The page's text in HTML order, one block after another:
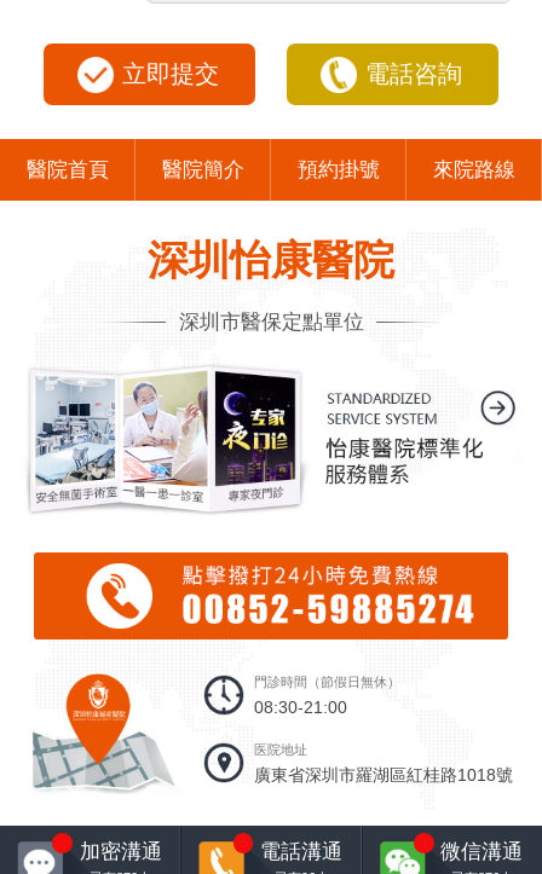
立即提交 電話咨詢
醫院首頁 醫院簡介 預約掛號 來院路線
深圳怡康醫院
深圳市醫保定點單位
門診時間（節假日無休）
08:30-21:00
医院地址
廣東省深圳市羅湖區紅桂路1018號
加密溝通 電話溝通 微信溝通